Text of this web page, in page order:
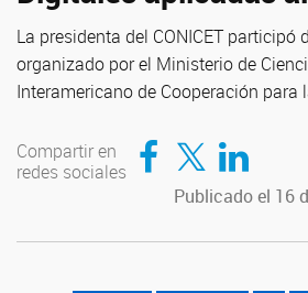
La presidenta del CONICET participó
organizado por el Ministerio de
Interamericano de Cooperación para
Compartir en
redes sociales
Compartir en Facebook
Compartir en Twitter
Compartir en
Publicado el 16